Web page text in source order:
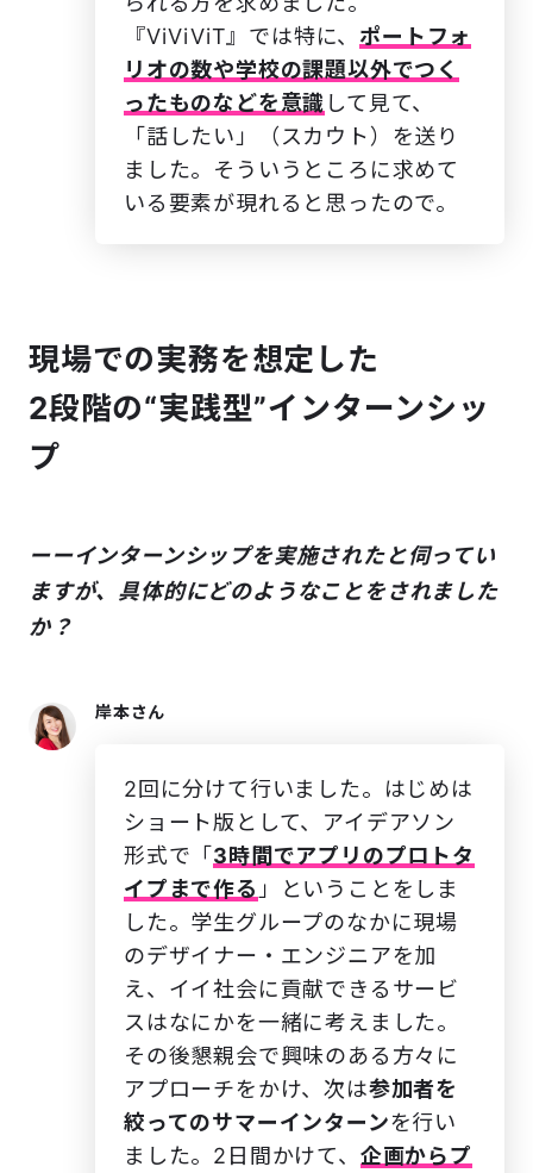
『ViViViT』では特に、 ポートフォ
リオの数や学校の課題以外でつく
ったものなどを意識 して見て、
「話したい」（スカウト）を送り
ました。そういうところに求めて
いる要素が現れると思ったので。
現場での実務を想定した
2段階の“実践型”インターンシッ
プ
ーーインターンシップを実施されたと伺ってい
ますが、具体的にどのようなことをされました
か？
岸本さん
2回に分けて行いました。はじめは
ショート版として、アイデアソン
形式で「 3時間でアプリのプロトタ
イプまで作る 」ということをしま
した。学生グループのなかに現場
のデザイナー・エンジニアを加
え、イイ社会に貢献できるサービ
スはなにかを一緒に考えました。
その後懇親会で興味のある方々に
アプローチをかけ、次は参加者を
絞ってのサマーインターンを行い
ました。2日間かけて、 企画からプ